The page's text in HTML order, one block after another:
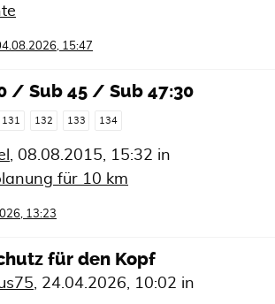
15:47
/ Sub 45 / Sub 47:30
131 132 133 134
08.08.2015, 15:32 in
für 10 km
13:23
für den Kopf
24.04.2026, 10:02 in